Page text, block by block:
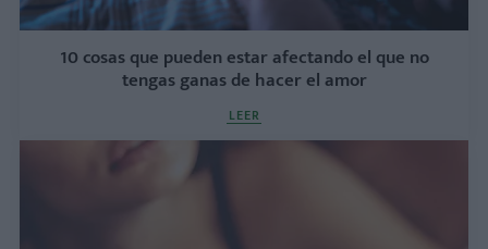
10 cosas que pueden estar afectando el que no
tengas ganas de hacer el amor
LEER